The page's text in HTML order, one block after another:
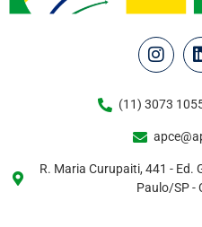
(11) 3073
R. Maria Curupaiti, 441 - Ed.
Paulo/SP -